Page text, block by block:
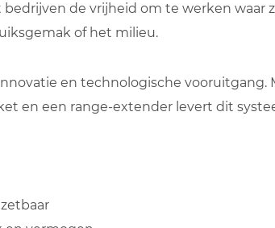
de vrijheid om te werken waar
of het milieu.
en technologische vooruitgang.
en een range-extender levert dit